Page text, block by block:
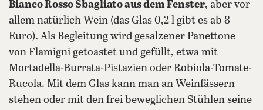
Bianco Rosso Sbagliato aus dem Fenster, aber vor
allem natürlich Wein (das Glas 0,2 l gibt es ab 8
Euro). Als Begleitung wird gesalzener Panettone
von Flamigni getoastet und gefüllt, etwa mit
Mortadella-Burrata-Pistazien oder Robiola-Tomate-
Rucola. Mit dem Glas kann man an Weinfässern
stehen oder mit den frei beweglichen Stühlen seine